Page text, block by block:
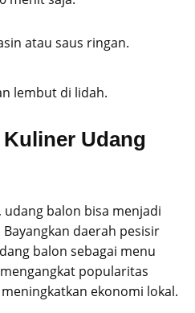
atau saus ringan.
lembut di lidah.
Udang
udang balon bisa menjadi
daerah pesisir
balon sebagai menu
popularitas
ekonomi lokal.